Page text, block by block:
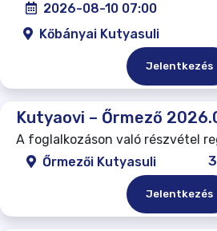
2026-08-10 07:00
Kőbányai Kutyasuli
Jelentkezés
Kutyaovi – Őrmező
A foglalkozáson való részvétel
Őrmezői Kutyasuli
Jelentkezés